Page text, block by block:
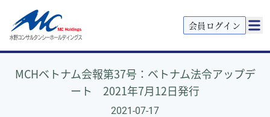
会員ログイン
MCHベトナム会報第37号：ベトナム法令アップデ
ート 2021年7月12日発行
2021-07-17